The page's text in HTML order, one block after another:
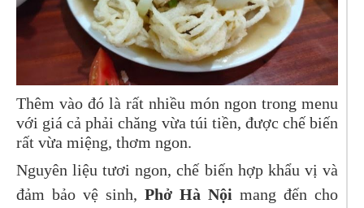
Thêm vào đó là rất nhiều món ngon trong menu
với giá cả phải chăng vừa túi tiền, được chế biến
rất vừa miệng, thơm ngon.
Nguyên liệu tươi ngon, chế biến hợp khẩu vị và
đảm bảo vệ sinh, Phở Hà Nội mang đến cho